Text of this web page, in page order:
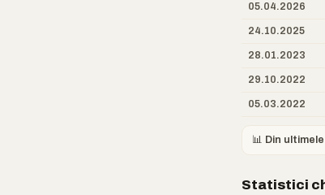
05.04.2026
24.10.2025
28.01.2023
29.10.2022
05.03.2022
📊 Din
Statistici